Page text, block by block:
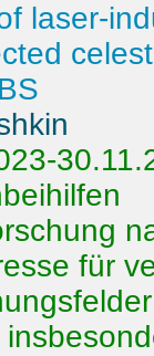
laser-
für